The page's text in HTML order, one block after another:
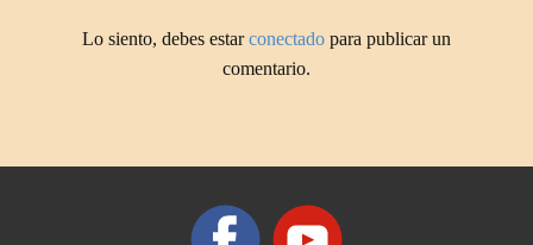
Lo siento, debes estarconectado para publicar un
comentario.